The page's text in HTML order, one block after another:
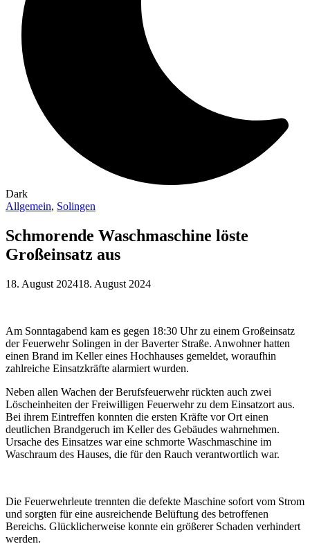
Dark
Allgemein, Solingen
Schmorende Waschmaschine löste
Großeinsatz aus
18. August 202418. August 2024
Am Sonntagabend kam es gegen 18:30 Uhr zu einem Großeinsatz
der Feuerwehr Solingen in der Baverter Straße. Anwohner hatten
einen Brand im Keller eines Hochhauses gemeldet, woraufhin
zahlreiche Einsatzkräfte alarmiert wurden.
Neben allen Wachen der Berufsfeuerwehr rückten auch zwei
Löscheinheiten der Freiwilligen Feuerwehr zu dem Einsatzort aus.
Bei ihrem Eintreffen konnten die ersten Kräfte vor Ort einen
deutlichen Brandgeruch im Keller des Gebäudes wahrnehmen.
Ursache des Einsatzes war eine schmorte Waschmaschine im
Waschraum des Hauses, die für den Rauch verantwortlich war.
Die Feuerwehrleute trennten die defekte Maschine sofort vom Strom
und sorgten für eine ausreichende Belüftung des betroffenen
Bereichs. Glücklicherweise konnte ein größerer Schaden verhindert
werden.